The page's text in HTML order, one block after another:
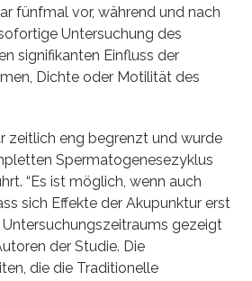
fünfmal vor, während und nach
Untersuchung des
signifikanten Einfluss der
Dichte oder Motilität des
zeitlich eng begrenzt und wurde
Spermatogenesezyklus
“Es ist möglich, wenn auch
sich Effekte der Akupunktur erst
gezeigt
der Studie. Die
die die Traditionelle